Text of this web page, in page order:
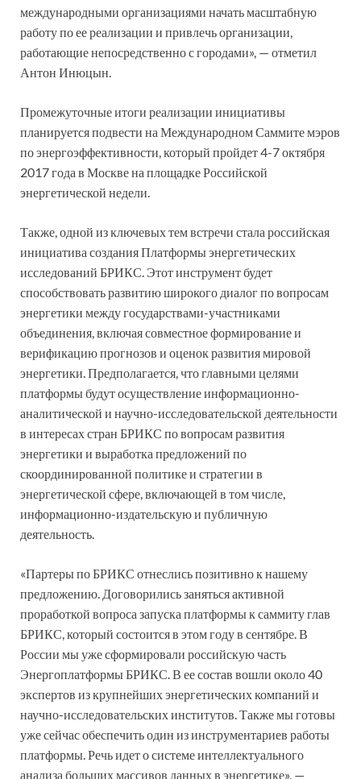
международными организациями начать масштабную
работу по ее реализации и привлечь организации,
работающие непосредственно с городами», — отметил
Антон Инюцын.
Промежуточные итоги реализации инициативы
планируется подвести на Международном Саммите мэров
по энергоэффективности, который пройдет 4-7 октября
2017 года в Москве на площадке Российской
энергетической недели.
Также, одной из ключевых тем встречи стала российская
инициатива создания Платформы энергетических
исследований БРИКС. Этот инструмент будет
способствовать развитию широкого диалог по вопросам
энергетики между государствами-участниками
объединения, включая совместное формирование и
верификацию прогнозов и оценок развития мировой
энергетики. Предполагается, что главными целями
платформы будут осуществление информационно-
аналитической и научно-исследовательской деятельности
в интересах стран БРИКС по вопросам развития
энергетики и выработка предложений по
скоординированной политике и стратегии в
энергетической сфере, включающей в том числе,
информационно-издательскую и публичную
деятельность.
«Партеры по БРИКС отнеслись позитивно к нашему
предложению. Договорились заняться активной
проработкой вопроса запуска платформы к саммиту глав
БРИКС, который состоится в этом году в сентябре. В
России мы уже сформировали российскую часть
Энергоплатформы БРИКС. В ее состав вошли около 40
экспертов из крупнейших энергетических компаний и
научно-исследовательских институтов. Также мы готовы
уже сейчас обеспечить один из инструментариев работы
платформы. Речь идет о системе интеллектуального
анализа больших массивов данных в энергетике», —